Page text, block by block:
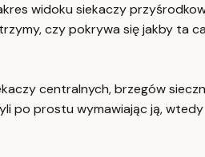
widoku siekaczy
czy pokrywa się jakby ta
centralnych, brzegów
po prostu wymawiając ją,